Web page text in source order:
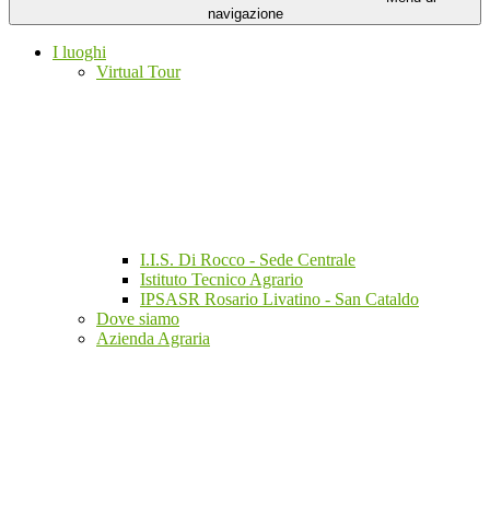
navigazione
I luoghi
Virtual Tour
I.I.S. Di Rocco - Sede Centrale
Istituto Tecnico Agrario
IPSASR Rosario Livatino - San Cataldo
Dove siamo
Azienda Agraria